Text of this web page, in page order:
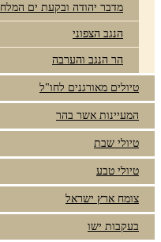
מדבר יהודה ובקעת ים המלח
הנגב הצפוני
הר הנגב והערבה
טיולים מאורגנים לחו"ל
המעיינות אשר בהר
טיולי שבת
טיולי טבע
צומח ארץ ישראל
בעקבות ישו